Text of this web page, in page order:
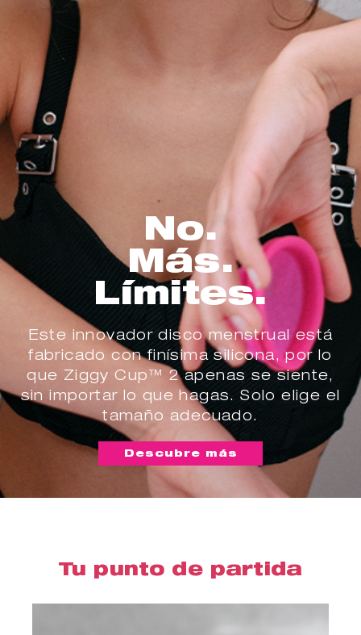
No.
Más.
Límites.
Este innovador disco menstrual está
fabricado con finísima silicona, por lo
que Ziggy Cup™ 2 apenas se siente,
sin importar lo que hagas. Solo elige el
tamaño adecuado.
Descubre más
Tu punto de partida